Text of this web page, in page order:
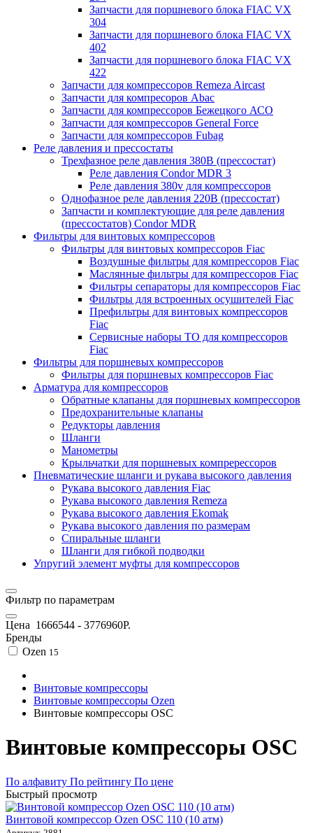
Запчасти для поршневого блока FIAC VX
304
Запчасти для поршневого блока FIAC VX
402
Запчасти для поршневого блока FIAC VX
422
Запчасти для компрессоров Remeza Aircast
Запчасти для компресоров Abac
Запчасти для компрессоров Бежецкого АСО
Запчасти для компрессоров General Force
Запчасти для компрессоров Fubag
Реле давления и прессостаты
Трехфазное реле давления 380В (прессостат)
Реле давления Condor MDR 3
Реле давления 380v для компрессоров
Однофазное реле давления 220В (прессостат)
Запчасти и комплектующие для реле давления
(прессостатов) Condor MDR
Фильтры для винтовых компрессоров
Фильтры для винтовых компрессоров Fiac
Воздушные фильтры для компрессоров Fiac
Маслянные фильтры для компрессоров Fiac
Фильтры сепараторы для компрессоров Fiac
Фильтры для встроенных осушителей Fiac
Префильтры для винтовых компрессоров
Fiac
Сервисные наборы ТО для компрессоров
Fiac
Фильтры для поршневых компрессоров
Фильтры для поршневых компрессоров Fiac
Арматура для компрессоров
Обратные клапаны для поршневых компрессоров
Предохранительные клапаны
Редукторы давления
Шланги
Манометры
Крыльчатки для поршневых компререссоров
Пневматические шланги и рукава высокого давления
Рукава высокого давления Fiac
Рукава высокого давления Remeza
Рукава высокого давления Ekomak
Рукава высокого давления по размерам
Спиральные шланги
Шланги для гибкой подводки
Упругий элемент муфты для компрессоров
Фильтр по параметрам
Цена 1666544 - 3776960Р.
Бренды
Ozen 15
Винтовые компрессоры
Винтовые компрессоры Ozen
Винтовые компрессоры OSC
Винтовые компрессоры OSC
По алфавиту По рейтингу По цене
Быстрый просмотр
Винтовой компрессор Ozen OSC 110 (10 атм)